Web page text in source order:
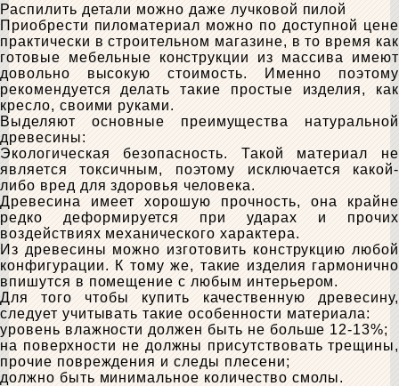
Распилить детали можно даже лучковой пилой
Приобрести пиломатериал можно по доступной цене
практически в строительном магазине, в то время как
готовые мебельные конструкции из массива имеют
довольно высокую стоимость. Именно поэтому
рекомендуется делать такие простые изделия, как
кресло, своими руками.
Выделяют основные преимущества натуральной
древесины:
Экологическая безопасность. Такой материал не
является токсичным, поэтому исключается какой-
либо вред для здоровья человека.
Древесина имеет хорошую прочность, она крайне
редко деформируется при ударах и прочих
воздействиях механического характера.
Из древесины можно изготовить конструкцию любой
конфигурации. К тому же, такие изделия гармонично
впишутся в помещение с любым интерьером.
Для того чтобы купить качественную древесину,
следует учитывать такие особенности материала:
уровень влажности должен быть не больше 12-13%;
на поверхности не должны присутствовать трещины,
прочие повреждения и следы плесени;
должно быть минимальное количество смолы.